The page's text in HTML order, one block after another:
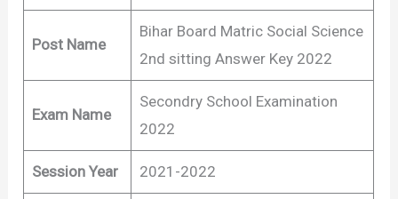
Post Name
Bihar Board Matric Social Science
2nd sitting Answer Key 2022
Exam Name
Secondry School Examination
2022
Session Year 2021-2022